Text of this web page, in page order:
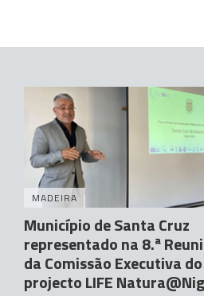
MADEIRA
Município de Santa Cruz
representado na 8.ª
da Comissão Executiva do
projecto LIFE